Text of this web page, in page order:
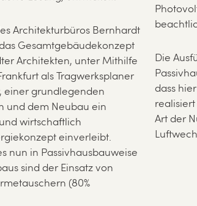
Architekturbüros Bernhardt
Gesamtgebäudekonzept
Architekten, unter Mithilfe
als Tragwerksplaner
einer grundlegenden
und dem Neubau ein
wirtschaftlich
einverleibt.
nun in Passivhausbauweise
sind der Einsatz von
(80%
Die
dass
Art der